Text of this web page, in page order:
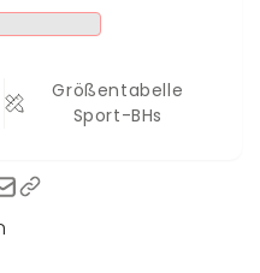
Größentabelle
Sport-BHs